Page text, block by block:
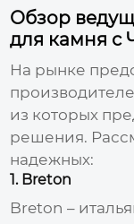
Обзор
для камня с
На рынке
из которых
решения.
надежных:
1. Breton
Breton –